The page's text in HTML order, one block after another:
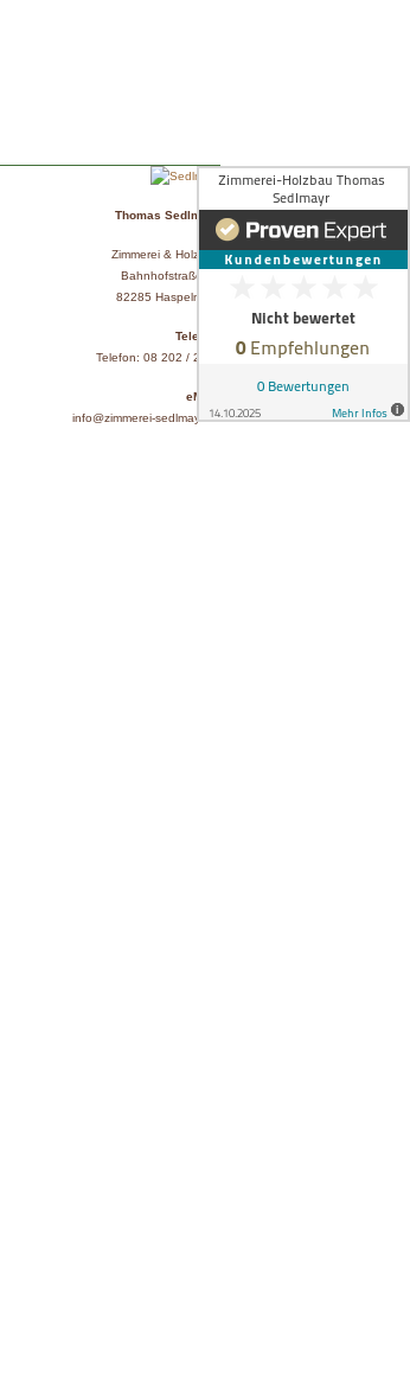
Thomas Sedlmayr
Zimmerei & Holzbau
Bahnhofstraße 10
82285 Haspelmoor
Telefon:
Telefon: 08 202 / 2114
eMail:
info@zimmerei-sedlmayr.de